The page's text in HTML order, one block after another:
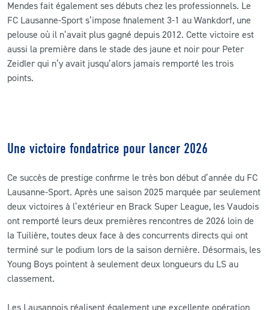
Mendes fait également ses débuts chez les professionnels. Le
FC Lausanne-Sport s’impose finalement 3-1 au Wankdorf, une
pelouse où il n’avait plus gagné depuis 2012. Cette victoire est
aussi la première dans le stade des jaune et noir pour Peter
Zeidler qui n’y avait jusqu’alors jamais remporté les trois
points.
Une victoire fondatrice pour lancer 2026
Ce succès de prestige confirme le très bon début d’année du FC
Lausanne-Sport. Après une saison 2025 marquée par seulement
deux victoires à l’extérieur en Brack Super League, les Vaudois
ont remporté leurs deux premières rencontres de 2026 loin de
la Tuilière, toutes deux face à des concurrents directs qui ont
terminé sur le podium lors de la saison dernière. Désormais, les
Young Boys pointent à seulement deux longueurs du LS au
classement.
Les Lausannois réalisent également une excellente opération